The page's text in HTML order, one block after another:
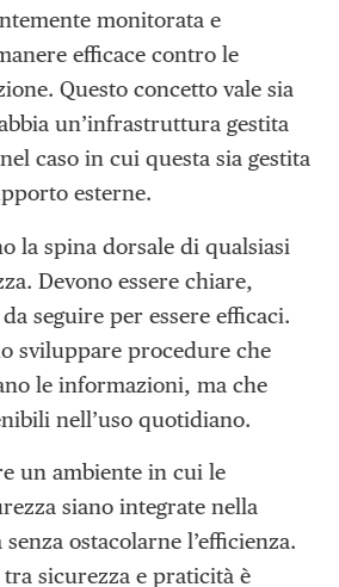
monitorata e
efficace contro le
Questo concetto vale sia
un’infrastruttura gestita
caso in cui questa sia gestita
esterne.
la spina dorsale di qualsiasi
Devono essere chiare,
seguire per essere efficaci.
sviluppare procedure che
le informazioni, ma che
nell’uso quotidiano.
un ambiente in cui le
siano integrate nella
ostacolarne l’efficienza.
sicurezza e praticità è